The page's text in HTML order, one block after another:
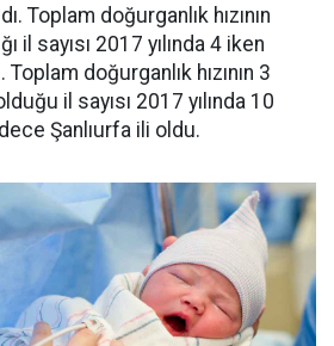
Toplam doğurganlık hızının
il sayısı 2017 yılında 4 iken
doğurganlık hızının 3
il sayısı 2017 yılında 10
Şanlıurfa ili oldu.